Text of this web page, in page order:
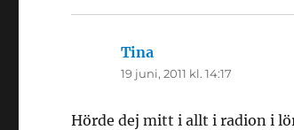
Tina
19 juni, 2011 kl. 14:17
Hörde dej mitt i allt i radion i